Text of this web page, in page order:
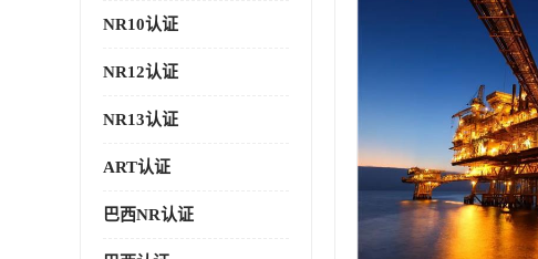
NR10认证
NR12认证
NR13认证
ART认证
巴西NR认证